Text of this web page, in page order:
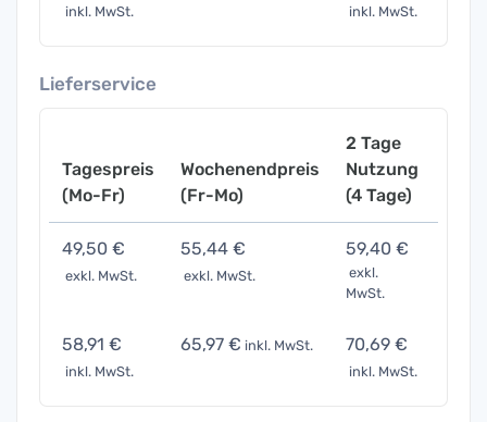
inkl. MwSt. inkl. MwSt.
Lieferservice
Tagespreis
(Mo-Fr)
Wochenendpreis
(Fr-Mo)
2 Tage
Nutzung
(4 Tage)
49,50 €
exkl. MwSt.
55,44 €
exkl. MwSt.
59,40 €
exkl.
MwSt.
58,91 €
inkl. MwSt.
65,97 € inkl. MwSt. 70,69 €
inkl. MwSt.